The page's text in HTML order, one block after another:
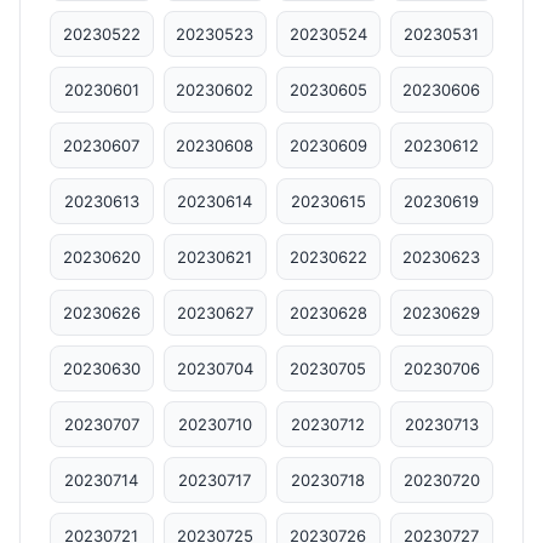
20230522 20230523 20230524 20230531
20230601 20230602 20230605 20230606
20230607 20230608 20230609 20230612
20230613 20230614 20230615 20230619
20230620 20230621 20230622 20230623
20230626 20230627 20230628 20230629
20230630 20230704 20230705 20230706
20230707 20230710 20230712 20230713
20230714 20230717 20230718 20230720
20230721 20230725 20230726 20230727